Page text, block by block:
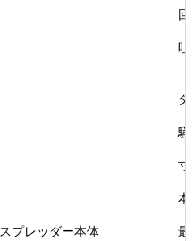
回
吐
タ
騒
寸
本
スプレッダー本体 最